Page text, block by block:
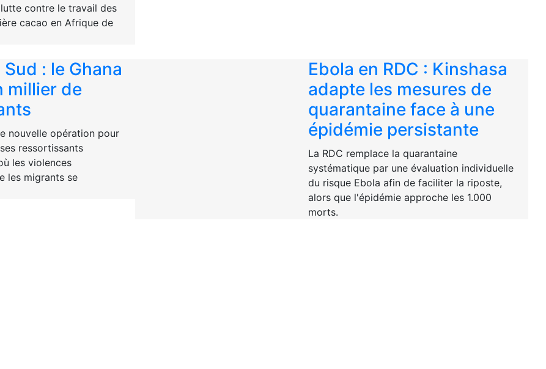
contre le travail des
cacao en Afrique de
: le Ghana
millier de
nouvelle opération pour
ressortissants
les violences
les migrants se
Ebola en RDC : Kinshasa
adapte les mesures de
quarantaine face à une
épidémie persistante
La RDC remplace la quarantaine
systématique par une évaluation individuelle
du risque Ebola afin de faciliter la riposte,
alors que l'épidémie approche les 1.000
morts.